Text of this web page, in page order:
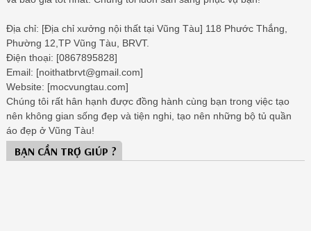
Địa chỉ: [Địa chỉ xưởng nội thất tại Vũng Tàu] 118 Phước Thắng,
Phường 12,TP Vũng Tàu, BRVT.
Điện thoại: [0867895828]
Email: [noithatbrvt@gmail.com]
Website: [mocvungtau.com]
Chúng tôi rất hân hạnh được đồng hành cùng bạn trong việc tạo
nên không gian sống đẹp và tiện nghi, tạo nên những bộ tủ quần
áo đẹp ở Vũng Tàu!
BẠN CẦN TRỢ GIÚP ?